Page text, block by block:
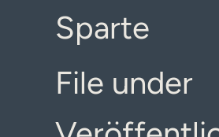
Sparte
File under